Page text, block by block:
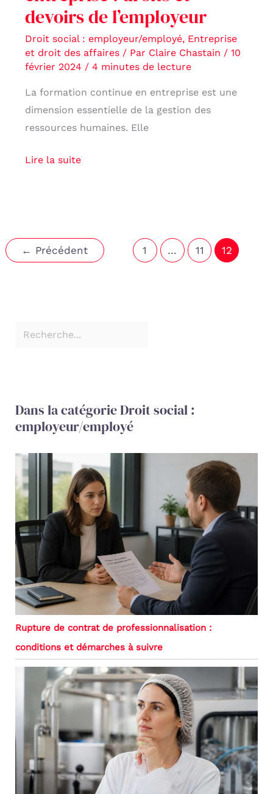
devoirs de l’employeur
Droit social : employeur/employé, Entreprise
et droit des affaires/ Par Claire Chastain / 10
février 2024 / 4 minutes de lecture
La formation continue en entreprise est une
dimension essentielle de la gestion des
ressources humaines. Elle
Lire la suite
← Précédent 1 … 11 12
Dans la catégorie Droit social :
employeur/employé
Rupture de contrat de professionnalisation :
conditions et démarches à suivre